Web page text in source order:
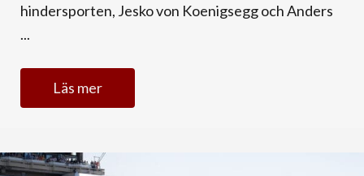
hindersporten, Jesko von Koenigsegg och Anders
...
Läs mer